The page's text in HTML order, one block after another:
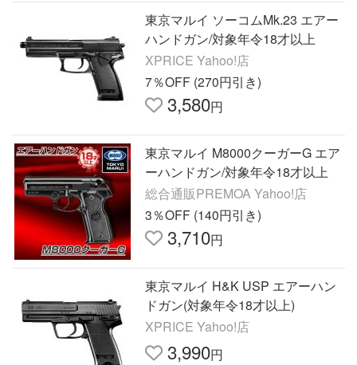
東京マルイ ソーコムMk.23 エアー
ハンドガン/対象年令18才以上
XPRICE Yahoo!店
7％OFF (270円引き)
3,580円
東京マルイ M8000クーガーG エア
ーハンドガン/対象年令18才以上
総合通販PREMOA Yahoo!店
3％OFF (140円引き)
3,710円
東京マルイ H&K USP エアーハン
ドガン(対象年令18才以上)
XPRICE Yahoo!店
3,990円